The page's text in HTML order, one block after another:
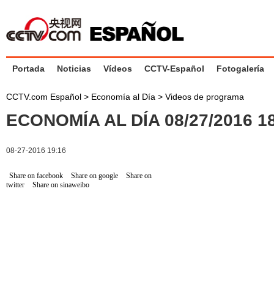
Portada Noticias Vídeos CCTV-Español Fotogalería
CCTV.com Español > Economía al Día > Videos de programa
ECONOMÍA AL DÍA 08/27/2016
08-27-2016 19:16
Share on facebook Share on google
Share on
twitter
Share on sinaweibo